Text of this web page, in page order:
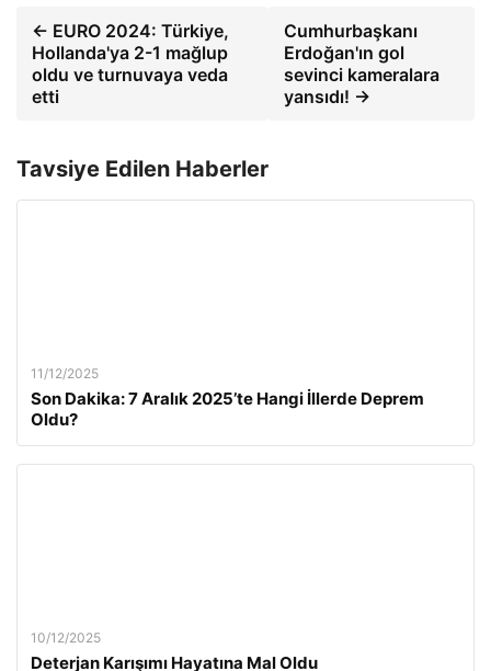
← EURO 2024: Türkiye,
Hollanda'ya 2-1 mağlup
oldu ve turnuvaya veda
etti
Cumhurbaşkanı
Erdoğan'ın gol
sevinci kameralara
yansıdı! →
Tavsiye Edilen Haberler
11/12/2025
Son Dakika: 7 Aralık 2025’te Hangi İllerde Deprem
Oldu?
10/12/2025
Deterjan Karışımı Hayatına Mal Oldu